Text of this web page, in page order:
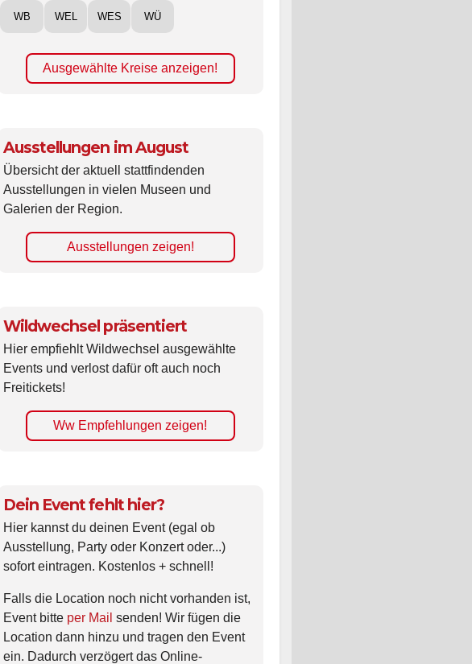
WB WEL WES WÜ
Ausgewählte Kreise anzeigen!
Ausstellungen im August
Übersicht der aktuell stattfindenden
Ausstellungen in vielen Museen und
Galerien der Region.
Ausstellungen zeigen!
Wildwechsel präsentiert
Hier empfiehlt Wildwechsel ausgewählte
Events und verlost dafür oft auch noch
Freitickets!
Ww Empfehlungen zeigen!
Dein Event fehlt hier?
Hier kannst du deinen Event (egal ob
Ausstellung, Party oder Konzert oder...)
sofort eintragen. Kostenlos + schnell!
Falls die Location noch nicht vorhanden ist,
Event bitte per Mail senden! Wir fügen die
Location dann hinzu und tragen den Event
ein. Dadurch verzögert das Online-